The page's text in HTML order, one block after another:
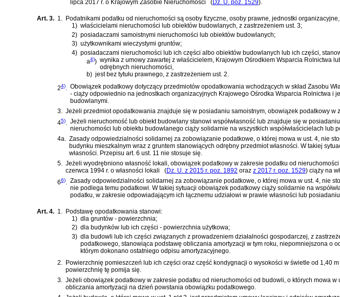
lipca 2017 r. o Krajowym Zasobie Nieruchomości
(Dz. U. poz. 1529).
Art. 3. 1. Podatnikami podatku od nieruchomości są osoby fizyczne, osoby prawne, jednostki
1) właścicielami nieruchomości lub obiektów budowlanych, z zastrzeżeniem ust. 3;
2) posiadaczami samoistnymi nieruchomości lub obiektów budowlanych;
3) użytkownikami wieczystymi gruntów;
4) posiadaczami nieruchomości lub ich części albo obiektów budowlanych lub ich części,
a4)) wynika z umowy zawartej z właścicielem, Krajowym Ośrodkiem Wsparcia Rolnictwa
odrębnych nieruchomości,
b) jest bez tytułu prawnego, z zastrzeżeniem ust. 2.
24)
Obowiązek podatkowy dotyczący przedmiotów opodatkowania wchodzących w skład Zasobu
- ciąży odpowiednio na jednostkach organizacyjnych Krajowego Ośrodka Wsparcia Rolnictwa i
budowlanymi.
3.
Jeżeli przedmiot opodatkowania znajduje się w posiadaniu samoistnym, obowiązek podatkowy
45)
Jeżeli nieruchomość lub obiekt budowlany stanowi współwłasność lub znajduje się w
nieruchomości lub obiektu budowlanego ciąży solidarnie na wszystkich współwłaścicielach lub
4a.
Zasady odpowiedzialności solidarnej za zobowiązanie podatkowe, o której mowa w ust. 4, nie
budynku mieszkalnym wraz z gruntem stanowiących odrębny przedmiot własności. W takiej
własności. Przepisu art. 6 ust. 11 nie stosuje się.
5.
Jeżeli wyodrębniono własność lokali, obowiązek podatkowy w zakresie podatku od
czerwca 1994 r. o własności lokali
(Dz. U. z 2015 r. poz. 1892 oraz z 2017 r. poz. 1529) ciąży na
66)
Zasady odpowiedzialności solidarnej za zobowiązanie podatkowe, o której mowa w ust. 4, nie
nie podlega temu podatkowi. W takiej sytuacji obowiązek podatkowy ciąży solidarnie na
podatku, w zakresie odpowiadającym ich łącznemu udziałowi w prawie własności lub posiadaniu.
Art. 4. 1.
Podstawę opodatkowania stanowi:
1) dla gruntów - powierzchnia;
2) dla budynków lub ich części - powierzchnia użytkowa;
3) dla budowli lub ich części związanych z prowadzeniem działalności gospodarczej, z
podatkowego, stanowiąca podstawę obliczania amortyzacji w tym roku, niepomniejszona o
którym dokonano ostatniego odpisu amortyzacyjnego.
2. Powierzchnię pomieszczeń lub ich części oraz część kondygnacji o wysokości w świetle od 1,40
powierzchnię tę pomija się.
3. Jeżeli obowiązek podatkowy w zakresie podatku od nieruchomości od budowli, o których mowa
obliczania amortyzacji na dzień powstania obowiązku podatkowego.